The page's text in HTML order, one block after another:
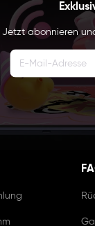
Jetzt abonnieren